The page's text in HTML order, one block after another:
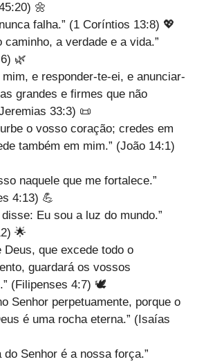
🌼
falha.” (1 Coríntios 13:8) 💖
caminho, a verdade e a vida.”
🌿
mim, e responder-te-ei, e anunciar-
grandes e firmes que não
33:3) 📜
o vosso coração; credes em
também em mim.” (João 14:1)
naquele que me fortalece.”
4:13) 💪
Eu sou a luz do mundo.”
🌟
Deus, que excede todo o
guardará os vossos
(Filipenses 4:7) 🕊️
Senhor perpetuamente, porque o
é uma rocha eterna.” (Isaías
do Senhor é a nossa força.”